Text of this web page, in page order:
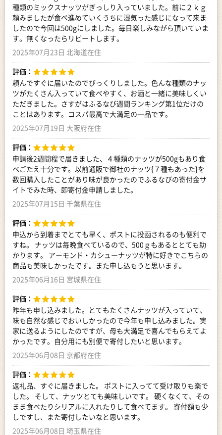
種類のミックスナッツがぎっしり入っていました。前に２ｋｇ
頼みましたが食べ進めていくうちに湿気った感じになって来ま
したので今回は500gにしました。毎日楽しみながら頂いていま
す。無くなったらリピートします。
2025年07月23日 北海道在住
評価：
頼んですぐに届いたのでびっくりしました。色んな種類のナッ
ツがたくさん入っていて食べやすく、お酒と一緒に美味しくい
ただきました。さすがはふるなび週間ランキング第1位だけの
ことはあります。コスパ最高で大満足の一品です。
2025年07月19日 大阪府在住
評価：
申請後2週間程で届きました、４種類のナッツが500gもあり食
べごたえ十分です。以前通販で御社のナッツ{７種もあった}を
数回購入したことがあり味が良かったのでふるなびの寄付金サ
イトでみた時、即寄付金申請しました。
2025年07月15日 千葉県在住
評価：
申込から到着までとても早く、ポストに投函されるのも便利で
すね。 ナッツは毎晩食べているので、500ｇもあるととても助
かります。 アーモンド・カシューナッツが特に好きでこちらの
商品も美味しかったです。また申し込もうと思います。
2025年06月16日 宮城県在住
評価：
昨年も申し込みました。とてもたくさんナッツが入っていて、
味も自然な感じでおいしかったので今年も申し込みました。実
家に送るようにしたのですが、母も大満足で喜んでもらえてよ
かったです。自分用にも別便で寄付したいと思います。
2025年06月08日 京都府在住
評価：
返礼品、すぐに届きました。 ポストに入ってて受け取りも楽で
した。 そして、ナッツとても美味しいです。 硬くなくて、その
まま食べたりシリアルに入れたりして食べてます。 寄付額も少
しですし、また寄付したいなと思います。
2025年06月08日 埼玉県在住